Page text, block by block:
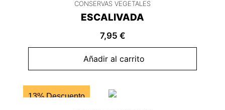
CONSERVAS VEGETALES
ESCALIVADA
7,95 €
Añadir al carrito
13% Descuento